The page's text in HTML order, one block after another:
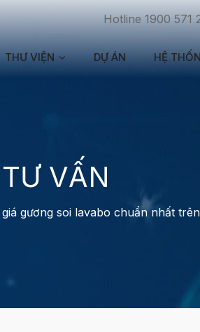
Hotline 1900 571
THƯ VIỆN DỰ ÁN HỆ
TƯ VẤN
giá gương soi lavabo chuẩn nhất